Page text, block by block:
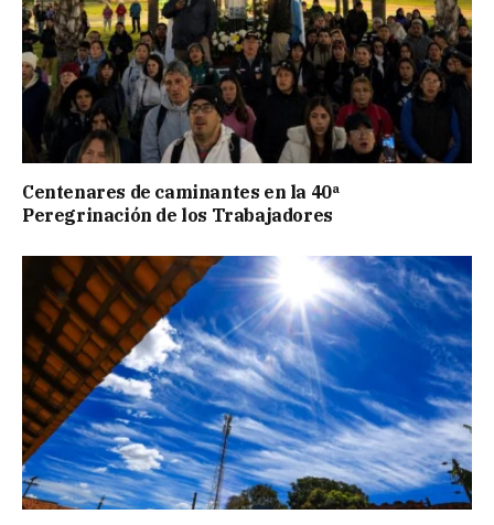
Centenares de caminantes en la 40ª
Peregrinación de los Trabajadores